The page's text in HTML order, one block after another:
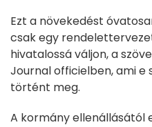
Ezt a növekedést
csak egy
hivatalossá váljon, a
Journal officielben, ami
történt meg.
A kormány ellenállásától